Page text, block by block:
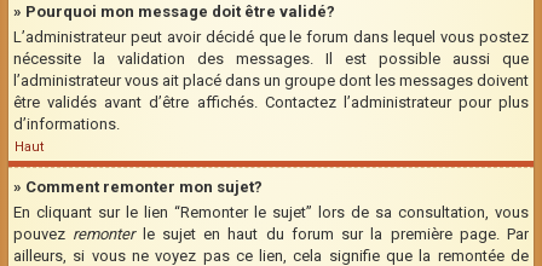
» Pourquoi mon message doit être validé?
L’administrateur peut avoir décidé que le forum dans lequel vous postez
nécessite la validation des messages. Il est possible aussi que
l’administrateur vous ait placé dans un groupe dont les messages doivent
être validés avant d’être affichés. Contactez l’administrateur pour plus
d’informations.
Haut
» Comment remonter mon sujet?
En cliquant sur le lien “Remonter le sujet” lors de sa consultation, vous
pouvez remonterle sujet en haut du forum sur la première page. Par
ailleurs, si vous ne voyez pas ce lien, cela signifie que la remontée de